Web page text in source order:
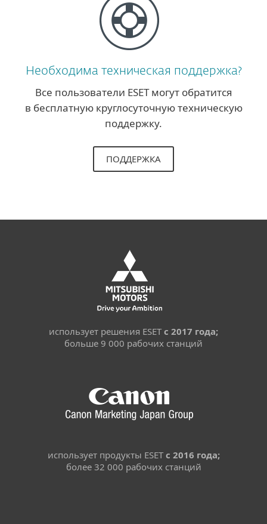
Необходима техническая поддержка?
Все пользователи ESET могут обратится
в бесплатную круглосуточную техническую
поддержку.
ПОДДЕРЖКА
использует решения ESET с 2017 года;
больше 9 000 рабочих станций
использует продукты ESET с 2016 года;
более 32 000 рабочих станций